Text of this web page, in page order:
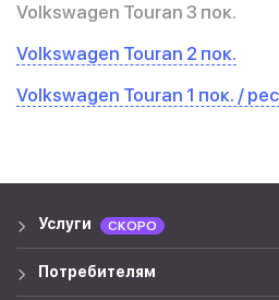
Volkswagen Touran 3 пок.
Volkswagen Touran 2 пок.
Volkswagen Touran 1 пок. /
Услуги СКОРО
Потребителям